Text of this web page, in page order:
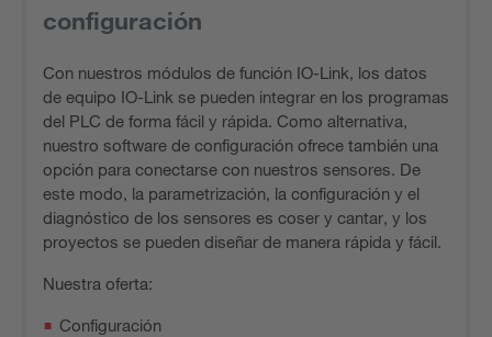
configuración
Con nuestros módulos de función IO-Link, los datos
de equipo IO-Link se pueden integrar en los programas
del PLC de forma fácil y rápida. Como alternativa,
nuestro software de configuración ofrece también una
opción para conectarse con nuestros sensores. De
este modo, la parametrización, la configuración y el
diagnóstico de los sensores es coser y cantar, y los
proyectos se pueden diseñar de manera rápida y fácil.
Nuestra oferta:
Configuración